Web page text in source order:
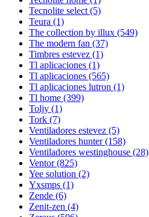
Tecnolite select (5)
Teura (1)
The collection by illux (549)
The modern fan (37)
Timbres estevez (1)
Tl aplicaciones (1)
Tl aplicaciones (565)
Tl aplicaciones lutron (1)
Tl home (399)
Toljy (1)
Tork (7)
Ventiladores estevez (5)
Ventiladores hunter (158)
Ventiladores westinghouse (28)
Ventor (825)
Yee solution (2)
Yxsmps (1)
Zende (6)
Zenit-zen (4)